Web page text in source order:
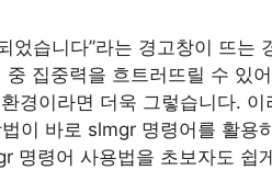
습니다”라는 경고창이 뜨는
집중력을 흐트러뜨릴 수 있
경이라면 더욱 그렇습니다.
이 바로 slmgr 명령어를 활용
명령어 사용법을 초보자도 쉽